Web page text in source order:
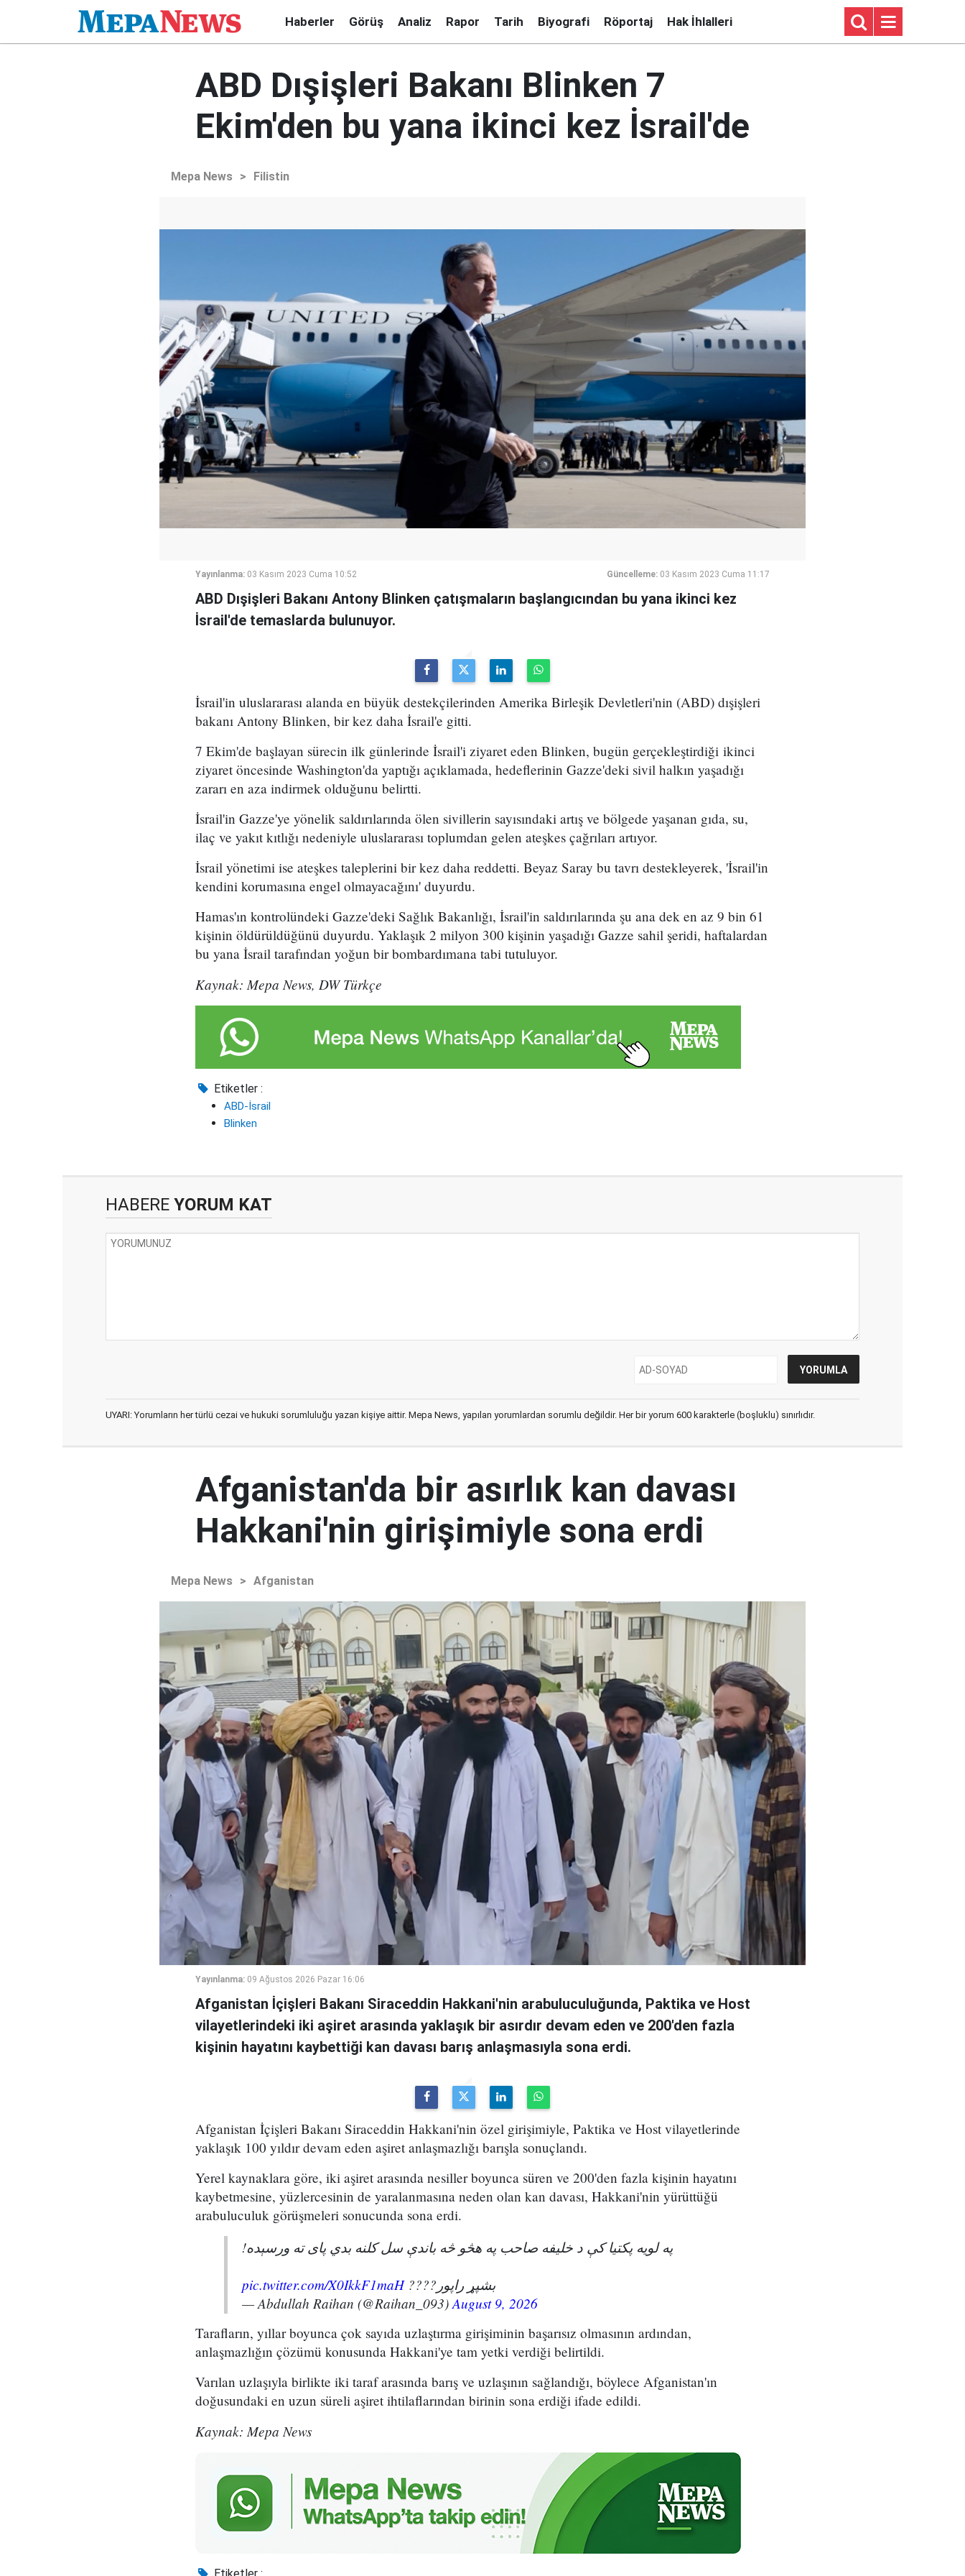
Haberler Görüş Analiz Rapor Tarih Biyografi Röportaj Hak İhlalleri
ABD Dışişleri Bakanı Blinken 7
Ekim'den bu yana ikinci kez İsrail'de
Mepa News > Filistin
Yayınlanma: 03 Kasım 2023 Cuma 10:52 Güncelleme: 03 Kasım 2023 Cuma 11:17
ABD Dışişleri Bakanı Antony Blinken çatışmaların başlangıcından bu yana ikinci kez
İsrail'de temaslarda bulunuyor.
İsrail'in uluslararası alanda en büyük destekçilerinden Amerika Birleşik Devletleri'nin (ABD) dışişleri
bakanı Antony Blinken, bir kez daha İsrail'e gitti.
7 Ekim'de başlayan sürecin ilk günlerinde İsrail'i ziyaret eden Blinken, bugün gerçekleştirdiği ikinci
ziyaret öncesinde Washington'da yaptığı açıklamada, hedeflerinin Gazze'deki sivil halkın yaşadığı
zararı en aza indirmek olduğunu belirtti.
İsrail'in Gazze'ye yönelik saldırılarında ölen sivillerin sayısındaki artış ve bölgede yaşanan gıda, su,
ilaç ve yakıt kıtlığı nedeniyle uluslararası toplumdan gelen ateşkes çağrıları artıyor.
İsrail yönetimi ise ateşkes taleplerini bir kez daha reddetti. Beyaz Saray bu tavrı destekleyerek, 'İsrail'in
kendini korumasına engel olmayacağını' duyurdu.
Hamas'ın kontrolündeki Gazze'deki Sağlık Bakanlığı, İsrail'in saldırılarında şu ana dek en az 9 bin 61
kişinin öldürüldüğünü duyurdu. Yaklaşık 2 milyon 300 kişinin yaşadığı Gazze sahil şeridi, haftalardan
bu yana İsrail tarafından yoğun bir bombardımana tabi tutuluyor.
Kaynak: Mepa News, DW Türkçe
Etiketler :
ABD-İsrail
Blinken
HABERE YORUM KAT
UYARI: Yorumların her türlü cezai ve hukuki sorumluluğu yazan kişiye aittir. Mepa News, yapılan yorumlardan sorumlu değildir. Her bir yorum 600 karakterle (boşluklu) sınırlıdır.
Afganistan'da bir asırlık kan davası
Hakkani'nin girişimiyle sona erdi
Mepa News > Afganistan
Yayınlanma: 09 Ağustos 2026 Pazar 16:06
Afganistan İçişleri Bakanı Siraceddin Hakkani'nin arabuluculuğunda, Paktika ve Host
vilayetlerindeki iki aşiret arasında yaklaşık bir asırdır devam eden ve 200'den fazla
kişinin hayatını kaybettiği kan davası barış anlaşmasıyla sona erdi.
Afganistan İçişleri Bakanı Siraceddin Hakkani'nin özel girişimiyle, Paktika ve Host vilayetlerinde
yaklaşık 100 yıldır devam eden aşiret anlaşmazlığı barışla sonuçlandı.
Yerel kaynaklara göre, iki aşiret arasında nesiller boyunca süren ve 200'den fazla kişinin hayatını
kaybetmesine, yüzlercesinin de yaralanmasına neden olan kan davası, Hakkani'nin yürüttüğü
arabuluculuk görüşmeleri sonucunda sona erdi.
په لویه پکتیا کې د خلیفه صاحب په هڅو څه باندې سل کلنه بدي پای ته ورسېده!
بشپړ راپور????pic.twitter.com/X0IkkF1maH
— Abdullah Raihan (@Raihan_093)August 9, 2026
Tarafların, yıllar boyunca çok sayıda uzlaştırma girişiminin başarısız olmasının ardından,
anlaşmazlığın çözümü konusunda Hakkani'ye tam yetki verdiği belirtildi.
Varılan uzlaşıyla birlikte iki taraf arasında barış ve uzlaşının sağlandığı, böylece Afganistan'ın
doğusundaki en uzun süreli aşiret ihtilaflarından birinin sona erdiği ifade edildi.
Kaynak: Mepa News
Etiketler :